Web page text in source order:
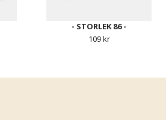
- STORLEK 86 -
109 kr